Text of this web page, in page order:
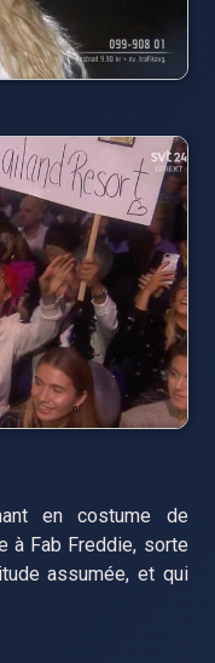
en costume de
à Fab Freddie, sorte
assumée, et qui